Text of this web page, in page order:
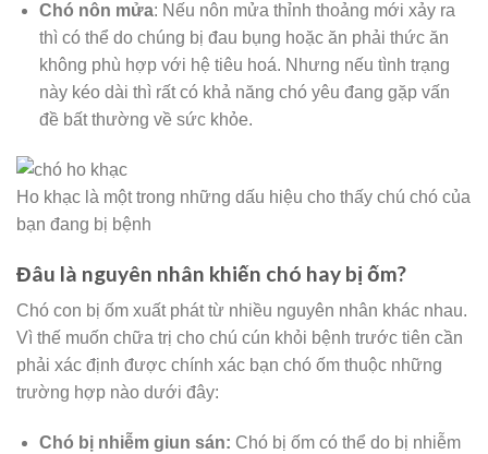
Chó nôn mửa: Nếu nôn mửa thỉnh thoảng mới xảy ra
thì có thể do chúng bị đau bụng hoặc ăn phải thức ăn
không phù hợp với hệ tiêu hoá. Nhưng nếu tình trạng
này kéo dài thì rất có khả năng chó yêu đang gặp vấn
đề bất thường về sức khỏe.
Ho khạc là một trong những dấu hiệu cho thấy chú chó của
bạn đang bị bệnh
Đâu là nguyên nhân khiến chó hay bị ốm?
Chó con bị ốm xuất phát từ nhiều nguyên nhân khác nhau.
Vì thế muốn chữa trị cho chú cún khỏi bệnh trước tiên cần
phải xác định được chính xác bạn chó ốm thuộc những
trường hợp nào dưới đây:
Chó bị nhiễm giun sán: Chó bị ốm có thể do bị nhiễm